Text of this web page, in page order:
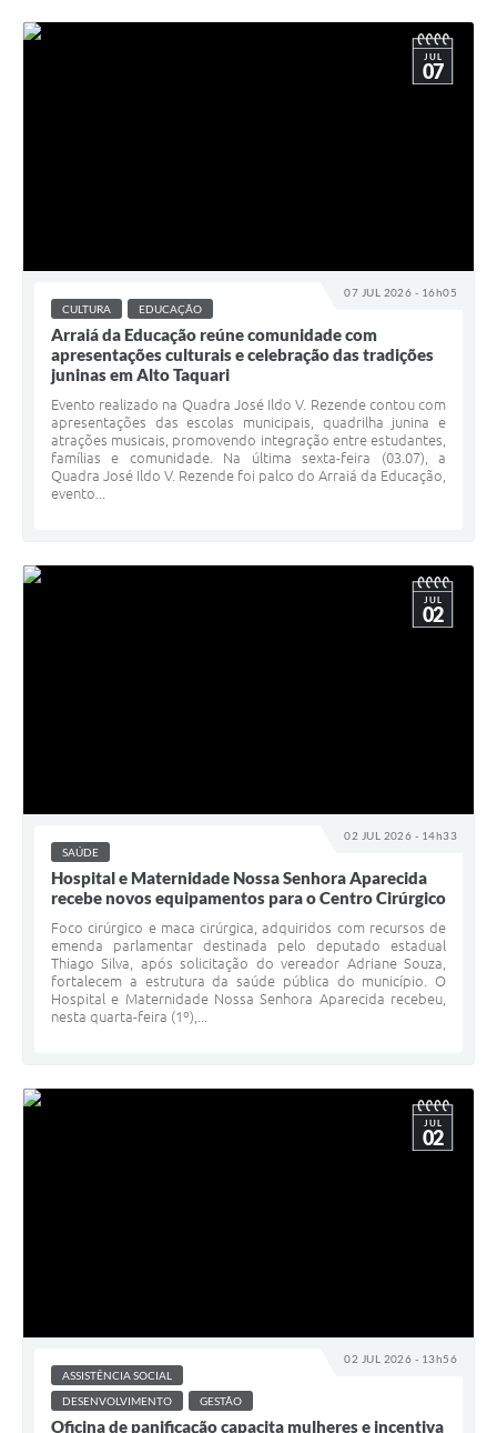
07 JUL 2026 - 16h05
JUL
07
CULTURA EDUCAÇÃO
Arraiá da Educação reúne comunidade com
apresentações culturais e celebração das tradições
juninas em Alto Taquari
Evento realizado na Quadra José Ildo V. Rezende contou com
apresentações das escolas municipais, quadrilha junina e
atrações musicais, promovendo integração entre estudantes,
famílias e comunidade. Na última sexta-feira (03.07), a
Quadra José Ildo V. Rezende foi palco do Arraiá da Educação,
evento...
02 JUL 2026 - 14h33
JUL
02
SAÚDE
Hospital e Maternidade Nossa Senhora Aparecida
recebe novos equipamentos para o Centro Cirúrgico
Foco cirúrgico e maca cirúrgica, adquiridos com recursos de
emenda parlamentar destinada pelo deputado estadual
Thiago Silva, após solicitação do vereador Adriane Souza,
fortalecem a estrutura da saúde pública do município. O
Hospital e Maternidade Nossa Senhora Aparecida recebeu,
nesta quarta-feira (1º),...
02 JUL 2026 - 13h56
JUL
02
ASSISTÊNCIA SOCIAL
DESENVOLVIMENTO
GESTÃO
Oficina de panificação capacita mulheres e incentiva